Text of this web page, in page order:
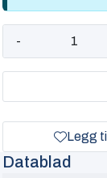
-
Legg
Datablad